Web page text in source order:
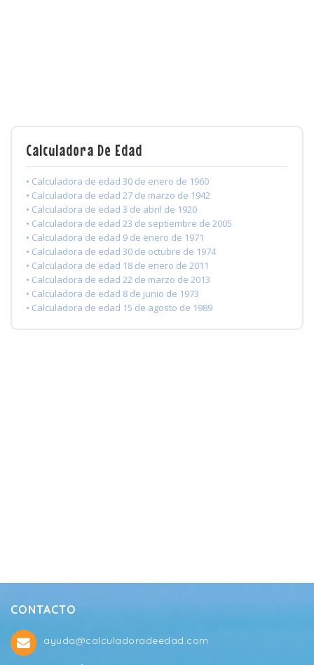
Calculadora De Edad
• Calculadora de edad 30 de enero de 1960
• Calculadora de edad 27 de marzo de 1942
• Calculadora de edad 3 de abril de 1920
• Calculadora de edad 23 de septiembre de 2005
• Calculadora de edad 9 de enero de 1971
• Calculadora de edad 30 de octubre de 1974
• Calculadora de edad 18 de enero de 2011
• Calculadora de edad 22 de marzo de 2013
• Calculadora de edad 8 de junio de 1973
• Calculadora de edad 15 de agosto de 1989
CONTACTO
ayuda@calculadoradeedad.com